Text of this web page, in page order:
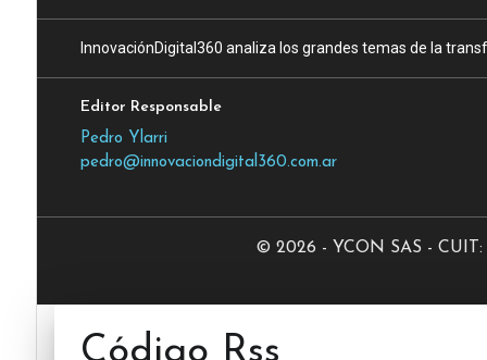
InnovaciónDigital360 analiza los grandes temas de la
Editor Responsable
Pedro Ylarri
pedro@innovaciondigital360.com.ar
© 2026 - YCON SAS -